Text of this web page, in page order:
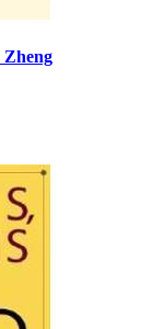
Zheng